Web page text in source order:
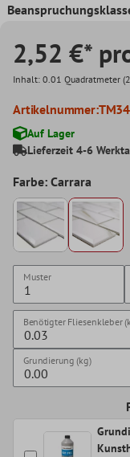
2,52 €*
Inhalt: 0.01 Quadratmeter
Artikelnummer:
Auf Lager
Lieferzeit 4-6
Farbe: Carrara
Muster
Benötigter Fliesenkleber
Grundierung (kg)